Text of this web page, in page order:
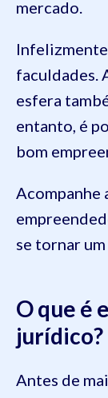
mercado.
faculdades.
esfera
entanto, é
bom
Acompanhe
se tornar
O que é
jurídico?
Antes de